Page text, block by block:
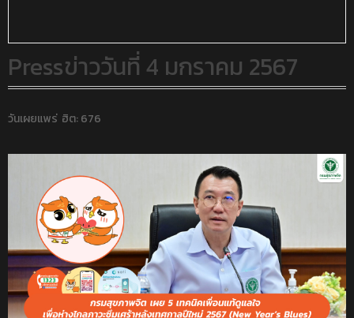
Pressข่าววันที่ 4 มกราคม 2567
วันเผยแพร่ ฮิต: 676